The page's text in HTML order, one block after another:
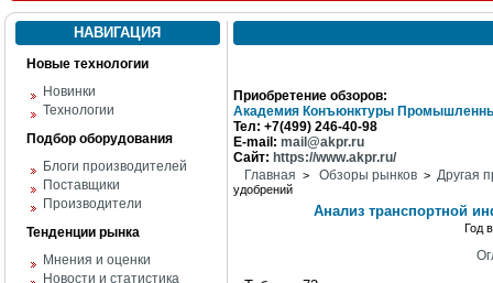
НАВИГАЦИЯ
Новые технологии
Новинки
Технологии
Подбор оборудования
Блоги производителей
Поставщики
Производители
Тенденции рынка
Мнения и оценки
Новости и статистика
Приобретение обзоров:
Академия Конъюнктуры
Тел: +7(499) 246-40-98
E-mail: mail@akpr.ru
Сайт: https://www.akpr.ru/
Главная > Обзоры рынков > Другая
удобрений
Анализ транспортной
Год